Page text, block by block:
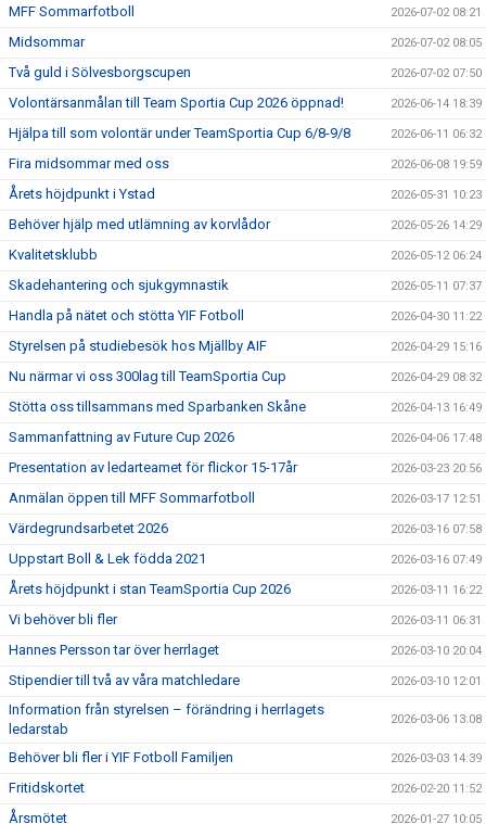
MFF Sommarfotboll 2026-07-02 08:21
Midsommar 2026-07-02 08:05
Två guld i Sölvesborgscupen 2026-07-02 07:50
Volontärsanmålan till Team Sportia Cup 2026 öppnad! 2026-06-14 18:39
Hjälpa till som volontär under TeamSportia Cup 6/8-9/8 2026-06-11 06:32
Fira midsommar med oss 2026-06-08 19:59
Årets höjdpunkt i Ystad 2026-05-31 10:23
Behöver hjälp med utlämning av korvlådor 2026-05-26 14:29
Kvalitetsklubb 2026-05-12 06:24
Skadehantering och sjukgymnastik 2026-05-11 07:37
Handla på nätet och stötta YIF Fotboll 2026-04-30 11:22
Styrelsen på studiebesök hos Mjällby AIF 2026-04-29 15:16
Nu närmar vi oss 300lag till TeamSportia Cup 2026-04-29 08:32
Stötta oss tillsammans med Sparbanken Skåne 2026-04-13 16:49
Sammanfattning av Future Cup 2026 2026-04-06 17:48
Presentation av ledarteamet för flickor 15-17år 2026-03-23 20:56
Anmälan öppen till MFF Sommarfotboll 2026-03-17 12:51
Värdegrundsarbetet 2026 2026-03-16 07:58
Uppstart Boll & Lek födda 2021 2026-03-16 07:49
Årets höjdpunkt i stan TeamSportia Cup 2026 2026-03-11 16:22
Vi behöver bli fler 2026-03-11 06:31
Hannes Persson tar över herrlaget 2026-03-10 20:04
Stipendier till två av våra matchledare 2026-03-10 12:01
Information från styrelsen – förändring i herrlagets
ledarstab
2026-03-06 13:08
Behöver bli fler i YIF Fotboll Familjen 2026-03-03 14:39
Fritidskortet 2026-02-20 11:52
Årsmötet 2026-01-27 10:05